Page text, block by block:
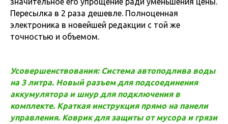
Пересылка в 2 раза дешевле. Полноценная
электроника в новейшей редакции с той же
точностью и объемом.
Усовершенствования: Система автоподлива воды
на 3 литра. Новый разъем для подсоединения
аккумулятора и шнур для подключения в
комплекте. Краткая инструкция прямо на панели
управления. Коврик для защиты от мусора и грязи